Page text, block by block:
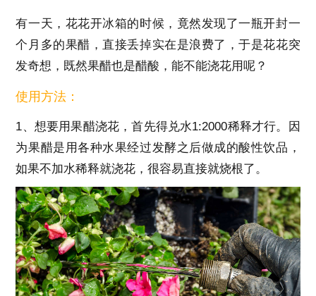
有一天，花花开冰箱的时候，竟然发现了一瓶开封一
个月多的果醋，直接丢掉实在是浪费了，于是花花突
发奇想，既然果醋也是醋酸，能不能浇花用呢？
使用方法：
1、想要用果醋浇花，首先得兑水1:2000稀释才行。因
为果醋是用各种水果经过发酵之后做成的酸性饮品，
如果不加水稀释就浇花，很容易直接就烧根了。